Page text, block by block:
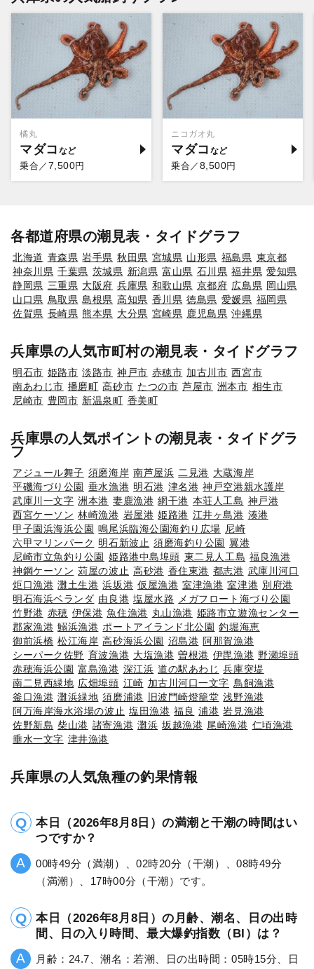
橘丸
マダコ
乗合／ 7,500円
ニコガオ丸
マダコ
乗合／ 8,500円
各都道府県の潮見表・タイドグラフ
北海道 青森県 岩手県 秋田県 宮城県 山形県 福島県 東京都
神奈川県 千葉県 茨城県 新潟県 富山県 石川県 福井県 愛知県
静岡県 三重県 大阪府 兵庫県 和歌山県 京都府 広島県 岡山県
山口県 鳥取県 島根県 高知県 香川県 徳島県 愛媛県 福岡県
佐賀県 長崎県 熊本県 大分県 宮崎県 鹿児島県 沖縄県
兵庫県の人気市町村の潮見表・タイドグラフ
明石市 姫路市 淡路市 神戸市 赤穂市 加古川市 西宮市
南あわじ市 播磨町 高砂市 たつの市 芦屋市 洲本市 相生市
尼崎市 豊岡市 新温泉町 香美町
兵庫県の人気ポイントの潮見表・タイドグラ
フ
アジュール舞子 須磨海岸 南芦屋浜 二見港 大蔵海岸
平磯海づり公園 垂水漁港 明石港 津名港 神戸空港親水護岸
武庫川一文字 洲本港 妻鹿漁港 網干港 本荘人工島 神戸港
西宮ケーソン 林崎漁港 岩屋港 姫路港 江井ヶ島港 湊港
甲子園浜海浜公園 鳴尾浜臨海公園海釣り広場 尼崎
六甲マリンパーク 明石新波止 須磨海釣り公園 翼港
尼崎市立魚釣り公園 姫路港中島埠頭 東二見人工島 福良漁港
神鋼ケーソン 苅屋の波止 高砂港 香住東港 都志港 武庫川河口
炬口漁港 灘土生港 浜坂港 仮屋漁港 室津漁港 室津港 別府港
明石海浜ベランダ 由良港 塩屋水路
メガフロート海づり公園
竹野港 赤穂 伊保港 魚住漁港 丸山漁港 姫路市立遊漁センター
郡家漁港 鰯浜漁港 ポートアイランド北公園 釣堀海恵
御前浜橋 松江海岸 高砂海浜公園 沼島港 阿那賀漁港
シーパーク佐野 育波漁港 大塩漁港 曽根港 伊毘漁港 野瀬埠頭
赤穂海浜公園 富島漁港 深江浜 道の駅あわじ 兵庫突堤
南二見西緑地 広畑埠頭 江崎 加古川河口一文字 鳥飼漁港
釜口漁港 灘浜緑地 須磨浦港 旧波門崎燈籠堂 浅野漁港
阿万海岸海水浴場の波止 塩田漁港 福良 浦港 岩見漁港
佐野新島 柴山港 諸寄漁港 灘浜 坂越漁港 尾崎漁港 仁頃漁港
垂水一文字 津井漁港
兵庫県の人気魚種の釣果情報
本日（2026年8月8日）の満潮と干潮の時間はい
つですか？
00時49分（満潮）、02時20分（干潮）、08時49分
（満潮）、17時00分（干潮）です。
本日（2026年8月8日）の月齢、潮名、日の出時
間、日の入り時間、最大爆釣指数（BI）は？
月齢：24.7、潮名：若潮、日の出時間：05時15分、日